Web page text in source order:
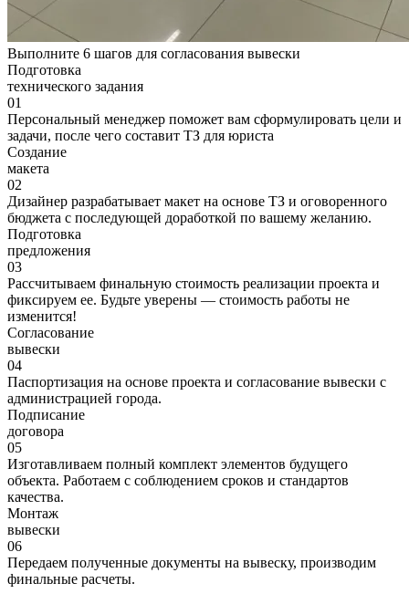
Выполните 6 шагов для согласования вывески
Подготовка
технического задания
01
Персональный менеджер поможет вам сформулировать цели и
задачи, после чего составит ТЗ для юриста
Создание
макета
02
Дизайнер разрабатывает макет на основе ТЗ и оговоренного
бюджета с последующей доработкой по вашему желанию.
Подготовка
предложения
03
Рассчитываем финальную стоимость реализации проекта и
фиксируем ее. Будьте уверены — стоимость работы не
изменится!
Согласование
вывески
04
Паспортизация на основе проекта и согласование вывески с
администрацией города.
Подписание
договора
05
Изготавливаем полный комплект элементов будущего
объекта. Работаем с соблюдением сроков и стандартов
качества.
Монтаж
вывески
06
Передаем полученные документы на вывеску, производим
финальные расчеты.